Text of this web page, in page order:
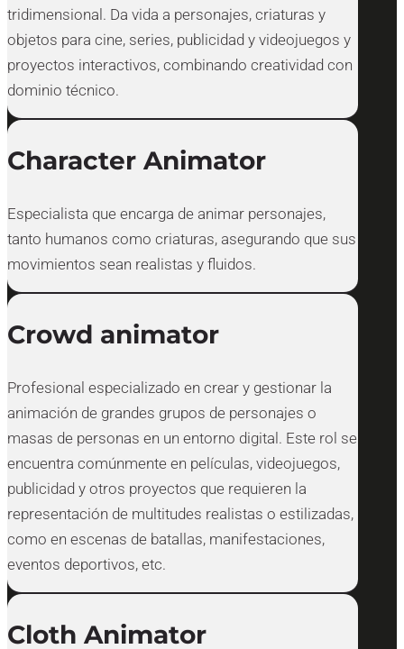
tridimensional. Da vida a personajes, criaturas y
objetos para cine, series, publicidad y videojuegos y
proyectos interactivos, combinando creatividad con
dominio técnico.
Character Animator
Especialista que encarga de animar personajes,
tanto humanos como criaturas, asegurando que sus
movimientos sean realistas y fluidos.
Crowd animator
Profesional especializado en crear y gestionar la
animación de grandes grupos de personajes o
masas de personas en un entorno digital. Este rol se
encuentra comúnmente en películas, videojuegos,
publicidad y otros proyectos que requieren la
representación de multitudes realistas o estilizadas,
como en escenas de batallas, manifestaciones,
eventos deportivos, etc.
Cloth Animator